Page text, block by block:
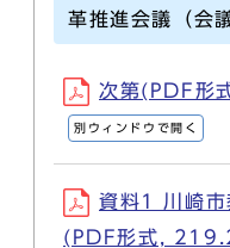
革推進会議（会
次第(PDF形
別ウィンドウで開く
資料1 川崎市
(PDF形式,